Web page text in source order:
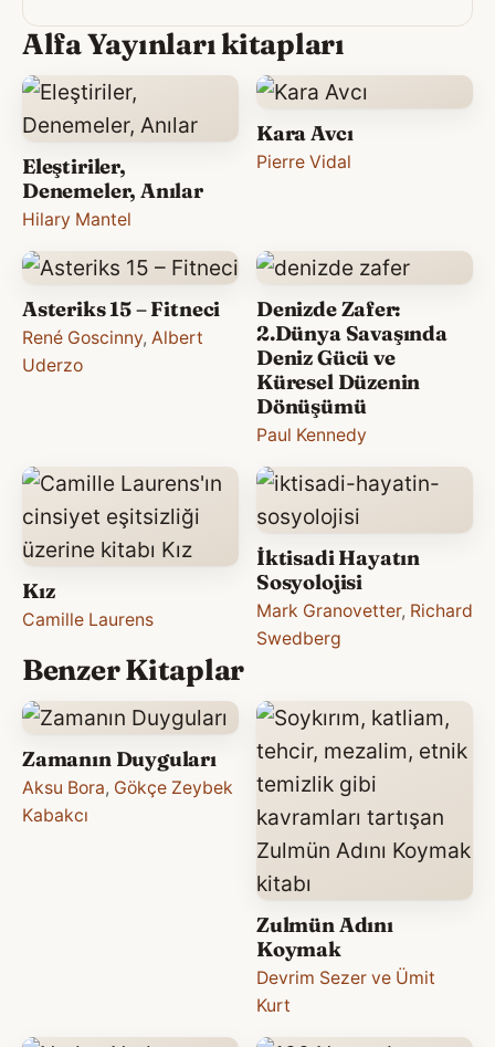
Alfa Yayınları kitapları
Eleştiriler,
Denemeler, Anılar
Hilary Mantel
Kara Avcı
Pierre Vidal
Asteriks 15 – Fitneci
René Goscinny, Albert
Uderzo
Denizde Zafer:
2.Dünya Savaşında
Deniz Gücü ve
Küresel Düzenin
Dönüşümü
Paul Kennedy
Kız
Camille Laurens
İktisadi Hayatın
Sosyolojisi
Mark Granovetter, Richard
Swedberg
Benzer Kitaplar
Zamanın Duyguları
Aksu Bora, Gökçe Zeybek
Kabakcı
Zulmün Adını
Koymak
Devrim Sezer ve Ümit
Kurt